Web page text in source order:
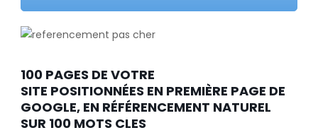
100 PAGES DE VOTRE
SITE POSITIONNÉES EN PREMIÈRE PAGE DE
GOOGLE, EN RÉFÉRENCEMENT NATUREL
SUR 100 MOTS CLES